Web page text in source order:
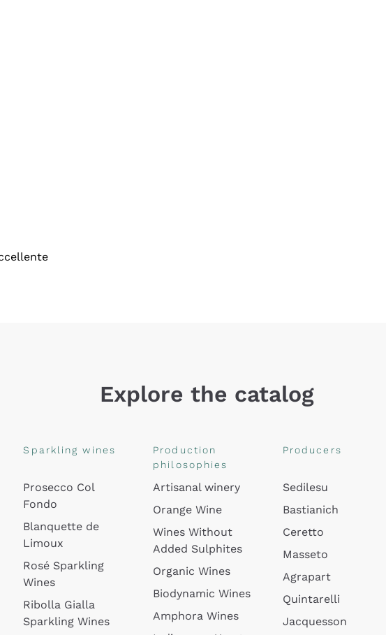
Explore the catalog
Sparkling wines
Prosecco Col
Fondo
Blanquette de
Limoux
Rosé Sparkling
Wines
Ribolla Gialla
Sparkling Wines
Production
philosophies
Artisanal winery
Orange Wine
Wines Without
Added Sulphites
Organic Wines
Biodynamic Wines
Amphora Wines
Producers
Sedilesu
Bastianich
Ceretto
Masseto
Agrapart
Quintarelli
Jacquesson